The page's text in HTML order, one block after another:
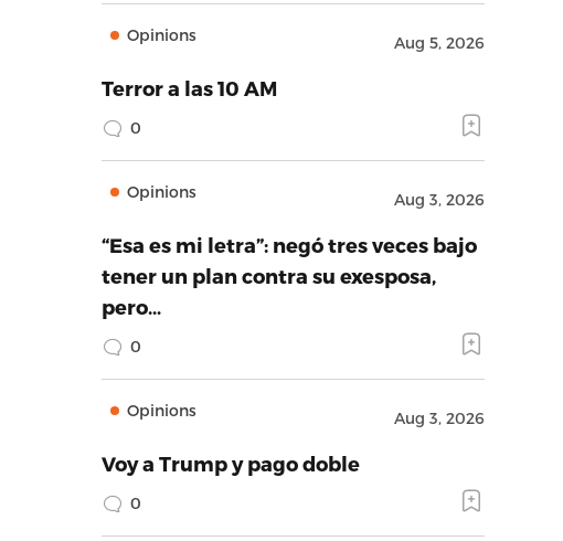
Opinions Aug 5, 2026
Terror a las 10 AM
0
Opinions Aug 3, 2026
“Esa es mi letra”: negó tres veces bajo
tener un plan contra su exesposa,
pero…
0
Opinions Aug 3, 2026
Voy a Trump y pago doble
0